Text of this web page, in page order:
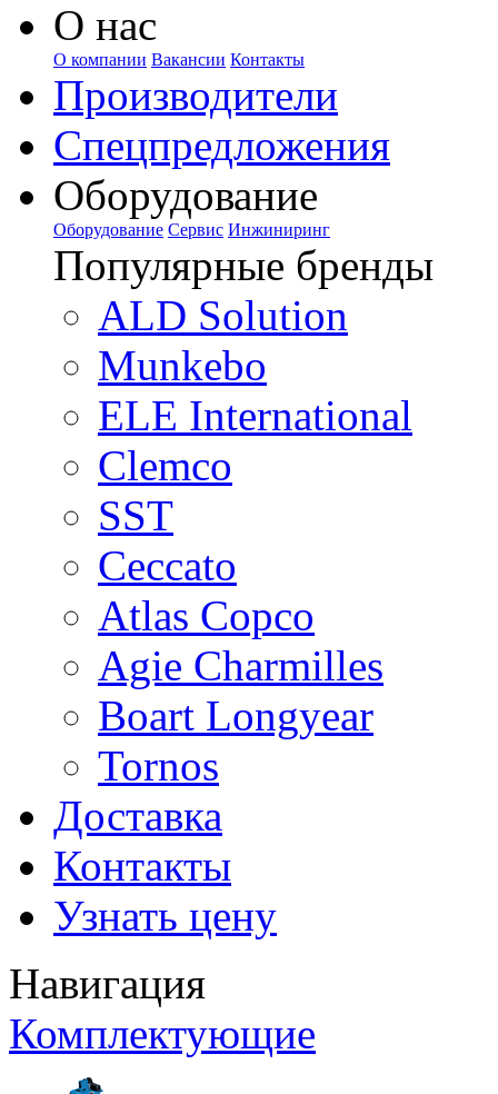
О нас
О компании Вакансии Контакты
Производители
Спецпредложения
Оборудование
Оборудование Сервис Инжиниринг
Популярные бренды
ALD Solution
Munkebo
ELE International
Clemco
SST
Ceccato
Atlas Copco
Agie Charmilles
Boart Longyear
Tornos
Доставка
Контакты
Узнать цену
Навигация
Комплектующие